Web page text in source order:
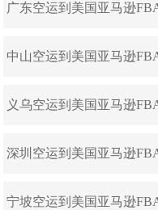
广东空运到美国亚马逊
中山空运到美国亚马逊
义乌空运到美国亚马逊
深圳空运到美国亚马逊
宁坡空运到美国亚马逊